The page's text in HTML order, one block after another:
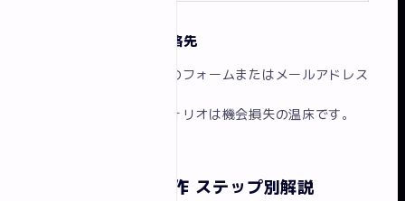
4. お問い合わせ・連絡先
仕事依頼を受けるためのフォームまたはメールアドレス
連絡先がないポートフォリオは機会損失の温床です。
ポートフォリオ制作 ステップ別解説